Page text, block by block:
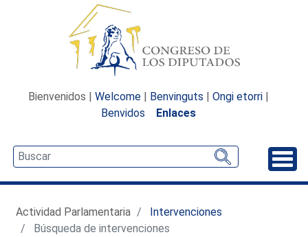
Bienvenidos | Welcome | Benvinguts | Ongi etorri |
Benvidos
Enlaces
Actividad Parlamentaria
Intervenciones
Búsqueda de intervenciones